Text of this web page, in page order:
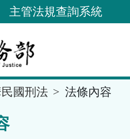
主管法規查詢系統
國刑法 法條內容